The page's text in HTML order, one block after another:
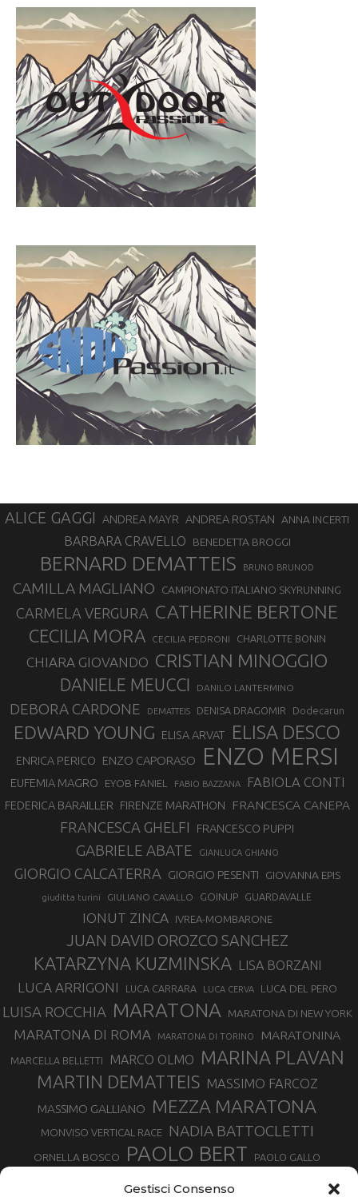
Gestisci Consenso
ALICE GAGGI ANDREA MAYR ANDREA ROSTAN ANNA INCERTI
BARBARA CRAVELLO BENEDETTA BROGGI
BERNARD DEMATTEIS BRUNO BRUNOD
CAMILLA MAGLIANO CAMPIONATO ITALIANO SKYRUNNING
CARMELA VERGURA CATHERINE BERTONE
CECILIA MORA CECILIA PEDRONI CHARLOTTE BONIN
CHIARA GIOVANDO CRISTIAN MINOGGIO
DANIELE MEUCCI DANILO LANTERMINO
DEBORA CARDONE DEMATTEIS DENISA DRAGOMIR Dodecarun
EDWARD YOUNG ELISA ARVAT ELISA DESCO
ENRICA PERICO ENZO CAPORASO ENZO MERSI
EUFEMIA MAGRO EYOB FANIEL FABIO BAZZANA FABIOLA CONTI
FEDERICA BARAILLER FIRENZE MARATHON FRANCESCA CANEPA
FRANCESCA GHELFI FRANCESCO PUPPI
GABRIELE ABATE GIANLUCA GHIANO
GIORGIO CALCATERRA GIORGIO PESENTI GIOVANNA EPIS
giuditta turini GIULIANO CAVALLO GOINUP GUARDAVALLE
IONUT ZINCA IVREA-MOMBARONE
JUAN DAVID OROZCO SANCHEZ
KATARZYNA KUZMINSKA LISA BORZANI
LUCA ARRIGONI LUCA CARRARA LUCA CERVA LUCA DEL PERO
LUISA ROCCHIA MARATONA MARATONA DI NEW YORK
MARATONA DI ROMA MARATONA DI TORINO MARATONINA
MARCELLA BELLETTI MARCO OLMO MARINA PLAVAN
MARTIN DEMATTEIS MASSIMO FARCOZ
MASSIMO GALLIANO MEZZA MARATONA
MONVISO VERTICAL RACE NADIA BATTOCLETTI
ORNELLA BOSCO PAOLO BERT PAOLO GALLO